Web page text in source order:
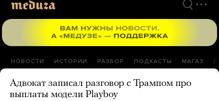
НОВОСТИ ИСТОРИИ РАЗБОР ПОДКАСТЫ МАГАЗ
Адвокат записал разговор с Трампом про
выплаты модели Playboy